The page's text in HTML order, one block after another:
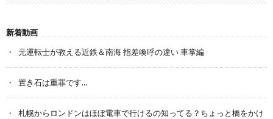
新着動画
元運転士が教える近鉄＆南海 指差喚呼の違い 車掌編
置き石は重罪です…
札幌からロンドンはほぼ電車で行けるの知ってる？ちょっと橋をかけ